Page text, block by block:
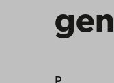
gen